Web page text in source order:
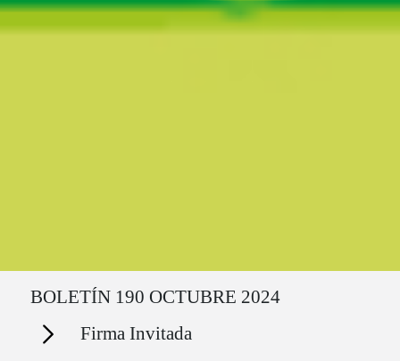
BOLETÍN 190 OCTUBRE 2024
Secciones Firma Invitada